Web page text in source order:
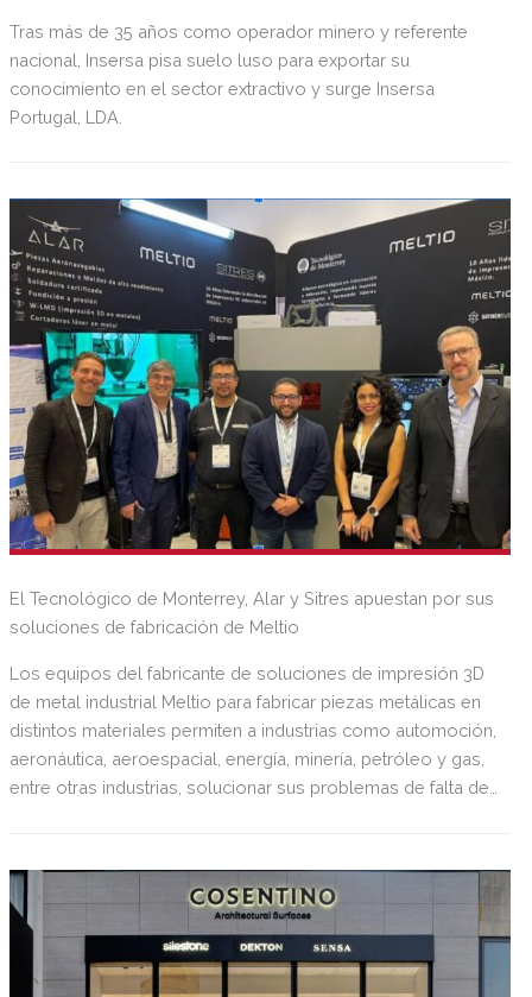
Tras más de 35 años como operador minero y referente
nacional, Insersa pisa suelo luso para exportar su
conocimiento en el sector extractivo y surge Insersa
Portugal, LDA.
El Tecnológico de Monterrey, Alar y Sitres apuestan por sus
soluciones de fabricación de Meltio
Los equipos del fabricante de soluciones de impresión 3D
de metal industrial Meltio para fabricar piezas metálicas en
distintos materiales permiten a industrias como automoción,
aeronáutica, aeroespacial, energía, minería, petróleo y gas,
entre otras industrias, solucionar sus problemas de falta de